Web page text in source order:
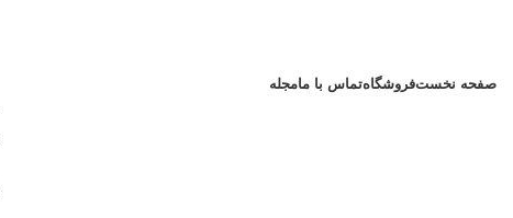
صفحه نخستفروشگاهتماس با مامجله